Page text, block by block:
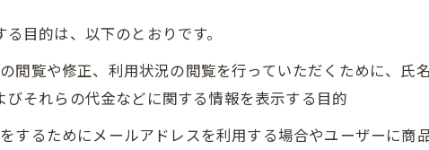
目的は、以下のとおりです。
閲覧や修正、利用状況の閲覧を行っていただくために、
それらの代金などに関する情報を表示する目的
するためにメールアドレスを利用する場合やユーザーに